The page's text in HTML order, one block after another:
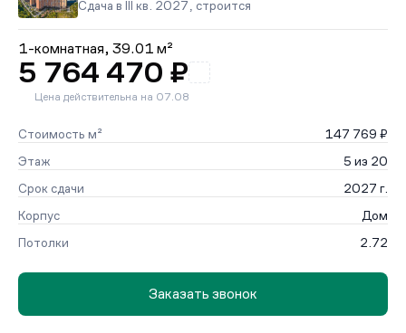
Сдача в III кв. 2027, строится
1-комнатная, 39.01 м²
5 764 470 ₽
Цена действительна на 07.08
Стоимость м²
147 769 ₽
Этаж
5 из 20
Срок сдачи
2027 г.
Корпус
Дом
Потолки
2.72
Заказать звонок